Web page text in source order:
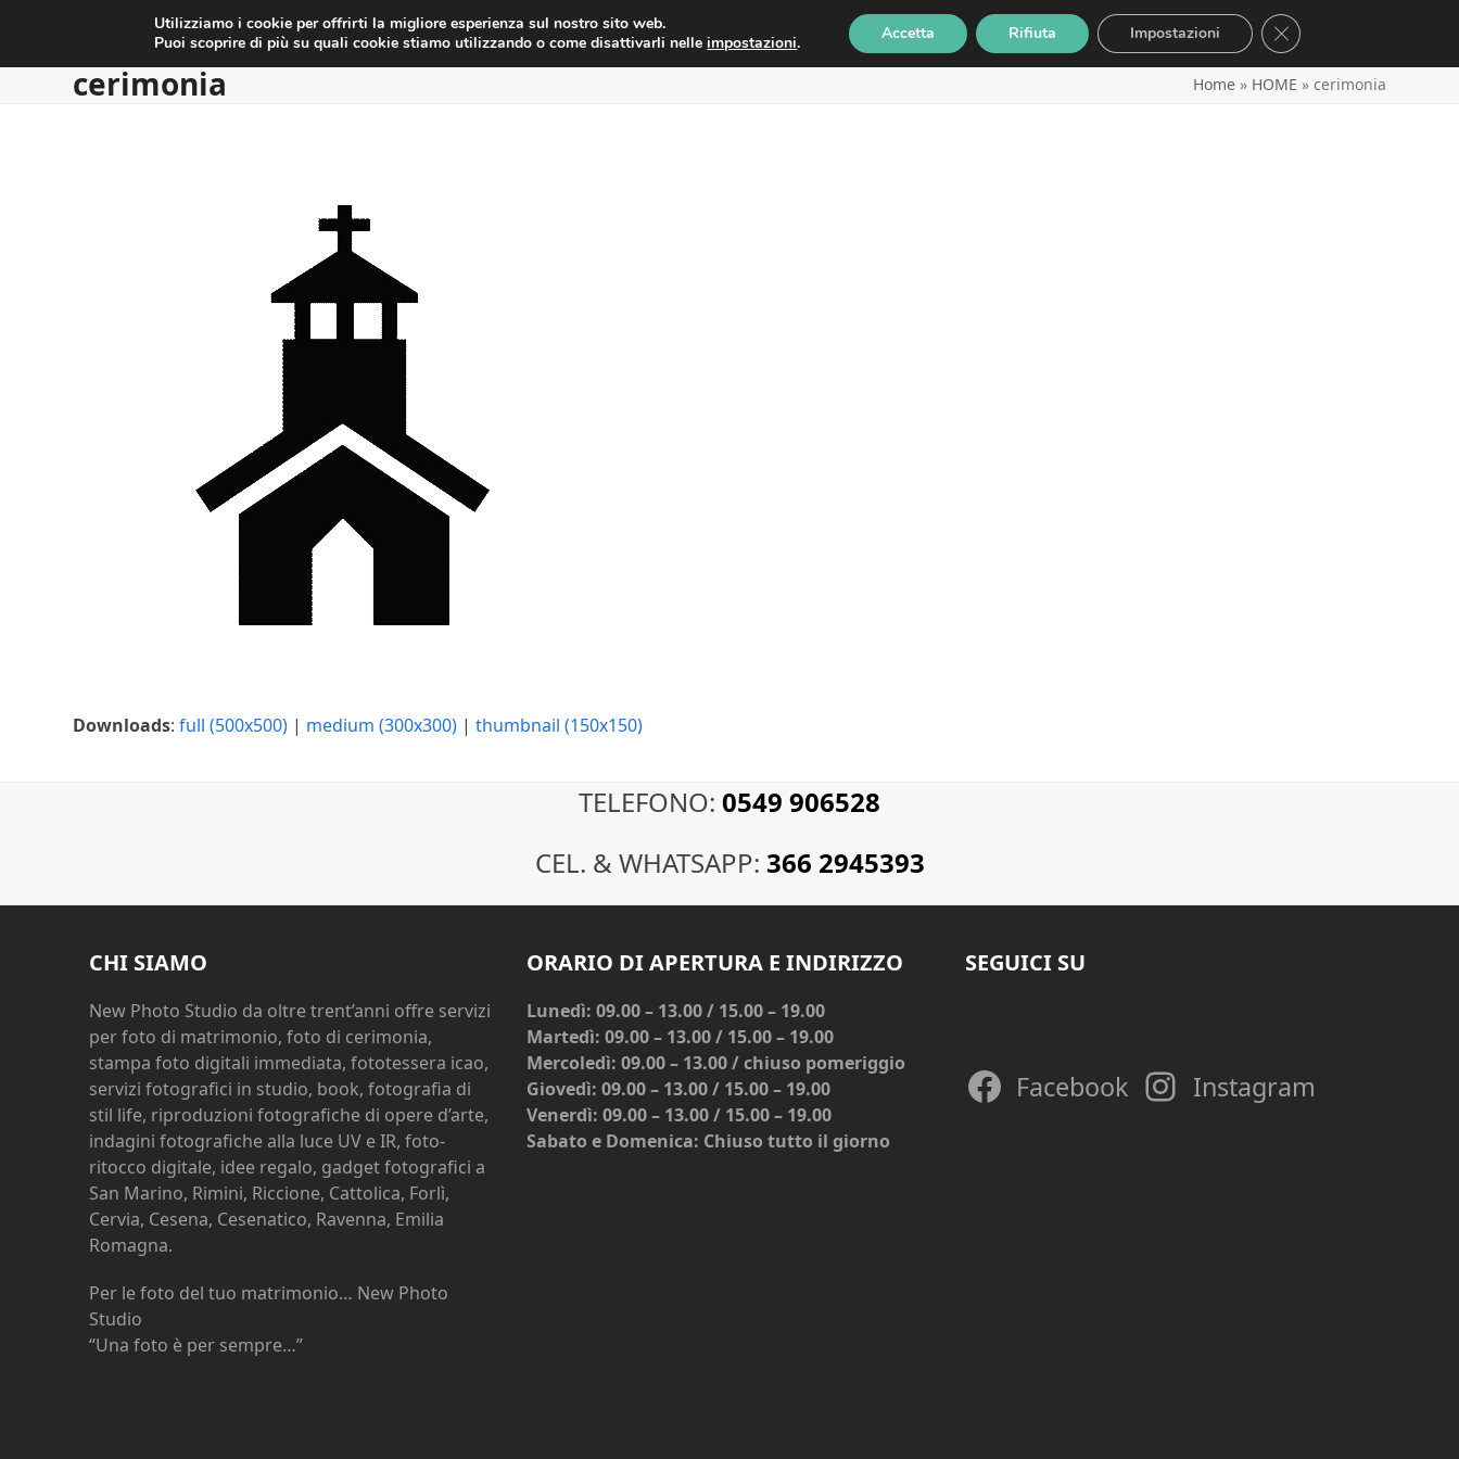
content cerimonia Home» HOME » cerimonia
Downloads:full (500x500) | medium (300x300) |thumbnail (150x150)
TELEFONO: 0549 906528
CEL. & WHATSAPP: 366 2945393
CHI SIAMO
New Photo Studio da oltre trent’anni offre servizi
per foto di matrimonio, foto di cerimonia,
stampa foto digitali immediata, fototessera icao,
servizi fotografici in studio, book, fotografia di
stil life, riproduzioni fotografiche di opere d’arte,
indagini fotografiche alla luce UV e IR, foto-
ritocco digitale, idee regalo, gadget fotografici a
San Marino, Rimini, Riccione, Cattolica, Forlì,
Cervia, Cesena, Cesenatico, Ravenna, Emilia
Romagna.
Per le foto del tuo matrimonio… New Photo
Studio
“Una foto è per sempre…”
ORARIO DI APERTURA E INDIRIZZO
Lunedì: 09.00 – 13.00 / 15.00 – 19.00
Martedì: 09.00 – 13.00 / 15.00 – 19.00
Mercoledì: 09.00 – 13.00 / chiuso pomeriggio
Giovedì: 09.00 – 13.00 / 15.00 – 19.00
Venerdì: 09.00 – 13.00 / 15.00 – 19.00
Sabato e Domenica: Chiuso tutto il giorno
SEGUICI SU
Facebook Instagram
Utilizziamo i cookie per offrirti la migliore esperienza sul nostro sito web.
Puoi scoprire di più su quali cookie stiamo utilizzando o come disattivarli nelleimpostazioni. Accetta Rifiuta Impostazioni Close GDPR Cookie